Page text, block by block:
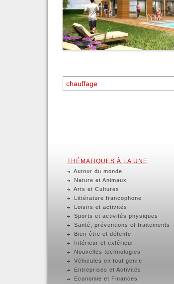
THÉMATIQUES À LA UNE
Autour du monde
Nature et Animaux
Arts et Cultures
Littérature francophone
Loisirs et activités
Sports et activités physiques
Santé, préventions et traitements
Bien-être et détente
Intérieur et extérieur
Nouvelles technologies
Véhicules en tout genre
Entreprises et Activités
Economie et Finances